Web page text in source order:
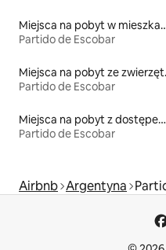
Miejsca na pobyt w
Partido de Escobar
Partido de Escobar
Miejsca na pobyt z dostępem do jeziora
Partido de Escobar
Airbnb Argentyna